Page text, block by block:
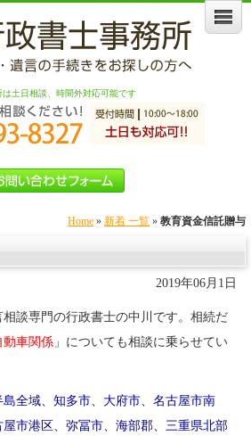
は土日相談、時間外対応可能です
Home » 新着 一覧 » 教育資金信託贈与
2019年06月1日
談専門の行政書士の中川です。相続だ
動車関係 」についても相談に乗らせてい
全域、知多市、大府市、名古屋市南
屋市港区、弥冨市、海部郡、三重県北部